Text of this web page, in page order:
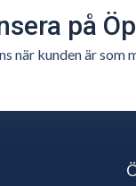
på
när kunden är som